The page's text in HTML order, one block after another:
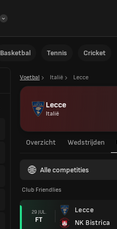
Basketbal Tennis Cricket
Voetbal Italië Lecce
Lecce
Italië
Overzicht Wedstrijden
Alle competities
Club Friendlies
29 JUL.
FT
Lecce
NK Bistrica